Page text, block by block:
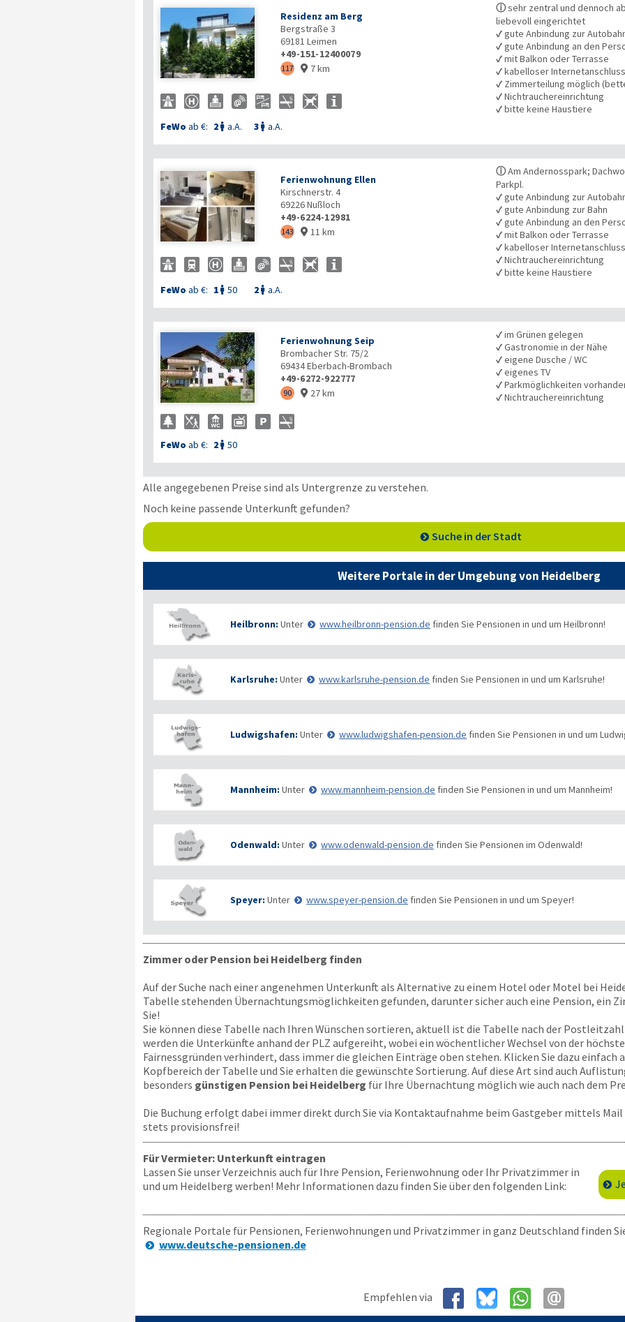
Residenz am Berg
Bergstraße 3
69181 Leimen
+49-151-12400079
117  7 km
FeWo ab €: 2  a.A. 3  a.A.
ⓘsehr zentral und dennoch
liebevoll eingerichtet
✓gute Anbindung zur
✓gute Anbindung an den
✓mit Balkon oder Terrasse
✓kabelloser Internetanschluss
✓ Zimmerteilung möglich
✓Nichtrauchereinrichtung
✓bitte keine Haustiere
Ferienwohnung Ellen
Kirschnerstr. 4
69226Nußloch
+49-6224-12981
143  11 km
FeWo ab €: 1  50 2  a.A.
ⓘAm Andernosspark;
Parkpl.
✓gute Anbindung zur
✓gute Anbindung zur Bahn
✓gute Anbindung an den
✓mit Balkon oder Terrasse
✓kabelloser Internetanschluss
✓Nichtrauchereinrichtung
✓bitte keine Haustiere

Ferienwohnung Seip
Brombacher Str. 75/2
69434Eberbach-Brombach
+49-6272-922777
90  27 km
FeWo ab €: 2  50
✓im Grünen gelegen
✓Gastronomie in der Nähe
✓eigene Dusche / WC
✓eigenes TV
✓Parkmöglichkeiten
✓Nichtrauchereinrichtung
Alle angegebenen Preise sind als Untergrenze zu verstehen.
Noch keine passende Unterkunft gefunden?
Suche in der Stadt
Weitere Portale in der Umgebung von Heidelberg
Heilbronn: Unter www.heilbronn-pension.de finden Sie Pensionen in und um Heilbronn!
Karlsruhe: Unter www.karlsruhe-pension.de finden Sie Pensionen in und um Karlsruhe!
Ludwigshafen: Unter www.ludwigshafen-pension.de finden Sie Pensionen in und um
Mannheim: Unter www.mannheim-pension.de finden Sie Pensionen in und um Mannheim!
Odenwald: Unter www.odenwald-pension.de finden Sie Pensionen im Odenwald!
Speyer: Unter www.speyer-pension.de finden Sie Pensionen in und um Speyer!
Zimmer oder Pension bei Heidelberg finden
Auf der Suche nach einer angenehmen Unterkunft als Alternative zu einem Hotel oder Motel bei
Tabelle stehenden Übernachtungsmöglichkeiten gefunden, darunter sicher auch eine Pension, ein
Sie!
Sie können diese Tabelle nach Ihren Wünschen sortieren, aktuell ist die Tabelle nach der
werden die Unterkünfte anhand der PLZ aufgereiht, wobei ein wöchentlicher Wechsel von der
Fairnessgründen verhindert, dass immer die gleichen Einträge oben stehen. Klicken Sie dazu einfach
Kopfbereich der Tabelle und Sie erhalten die gewünschte Sortierung. Auf diese Art sind auch
besonders günstigen Pension bei Heidelberg für Ihre Übernachtung möglich wie auch nach dem
Die Buchung erfolgt dabei immer direkt durch Sie via Kontaktaufnahme beim Gastgeber mittels
stets provisionsfrei!
Für Vermieter: Unterkunft eintragen
Lassen Sie unser Verzeichnis auch für Ihre Pension, Ferienwohnung oder Ihr Privatzimmer in
und um Heidelberg werben! Mehr Informationen dazu finden Sie über den folgenden Link:
Regionale Portale für Pensionen, Ferienwohnungen und Privatzimmer in ganz Deutschland finden
www.deutsche-pensionen.de
Empfehlen via